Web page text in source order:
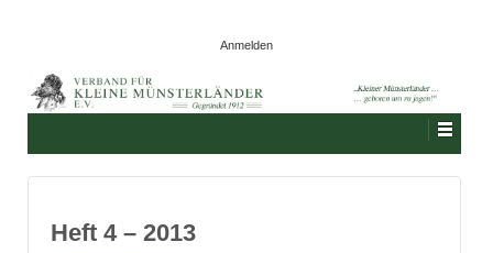
Anmelden
Heft 4 – 2013